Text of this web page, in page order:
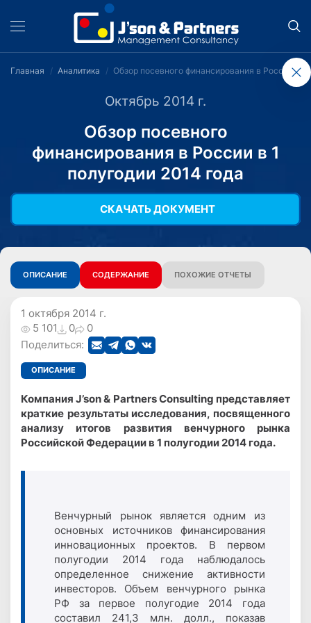
Главная Аналитика Обзор посевного финансирования в России в 1
Октябрь 2014 г.
Обзор посевного
финансирования в России в 1
полугодии 2014 года
СКАЧАТЬ ДОКУМЕНТ
ОПИСАНИЕ СОДЕРЖАНИЕ ПОХОЖИЕ ОТЧЕТЫ
1 октября 2014 г.
5 101
0
0
Поделиться:
ОПИСАНИЕ
Компания J’son & Partners Consulting представляет
краткие результаты исследования, посвященного
анализу итогов развития венчурного рынка
Российской Федерации в 1 полугодии 2014 года.
Венчурный рынок является одним из
основных источников финансирования
инновационных проектов. В первом
полугодии 2014 года наблюдалось
определенное снижение активности
инвесторов. Объем венчурного рынка
РФ за первое полугодие 2014 года
составил 241,3 млн. долл., показав